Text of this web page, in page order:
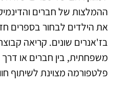
ההמלצות של חברים
את הילדים לבחור בספרים
בז'אנרים שונים. קריאה
משפחתית, בין חברים או דרך
פלטפורמה מצוינת לשיתוף